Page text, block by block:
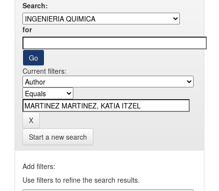
Search:
for
Current filters:
Start a new search
Add filters:
Use filters to refine the search results.